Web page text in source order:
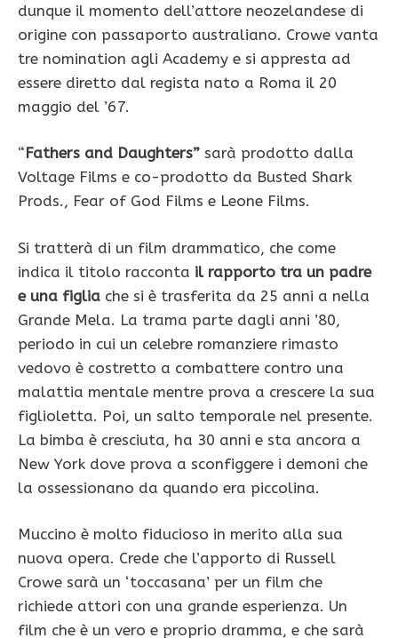
dunque il momento dell’attore neozelandese di
origine con passaporto australiano. Crowe vanta
tre nomination agli Academy e si appresta ad
essere diretto dal regista nato a Roma il 20
maggio del ’67.
“Fathers and Daughters” sarà prodotto dalla
Voltage Films e co-prodotto da Busted Shark
Prods., Fear of God Films e Leone Films.
Si tratterà di un film drammatico, che come
indica il titolo racconta il rapporto tra un padre
e una figlia che si è trasferita da 25 anni a nella
Grande Mela. La trama parte dagli anni ’80,
periodo in cui un celebre romanziere rimasto
vedovo è costretto a combattere contro una
malattia mentale mentre prova a crescere la sua
figlioletta. Poi, un salto temporale nel presente.
La bimba è cresciuta, ha 30 anni e sta ancora a
New York dove prova a sconfiggere i demoni che
la ossessionano da quando era piccolina.
Muccino è molto fiducioso in merito alla sua
nuova opera. Crede che l’apporto di Russell
Crowe sarà un ‘toccasana’ per un film che
richiede attori con una grande esperienza. Un
film che è un vero e proprio dramma, e che sarà